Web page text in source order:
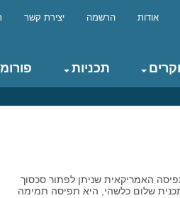
אודות הרשמה יצירת קשר
תכניות
האמריקאית שניתן לפתור סכסוך
שנים באמצעות תכנית שלום כלשהי, היא תפיסה תמימה